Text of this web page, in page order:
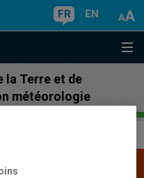
FR EN
la Terre et de
météorologie
de ce programme est